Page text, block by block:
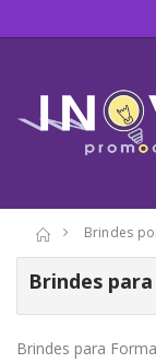
Brindes
Brindes
Brindes para